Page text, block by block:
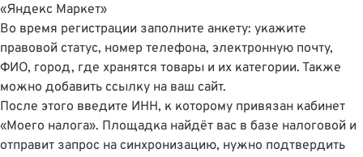
«Яндекс Маркет»
Во время регистрации заполните анкету: укажите
правовой статус, номер телефона, электронную почту,
ФИО, город, где хранятся товары и их категории. Также
можно добавить ссылку на ваш сайт.
После этого введите ИНН, к которому привязан кабинет
«Моего налога». Площадка найдёт вас в базе налоговой и
отправит запрос на синхронизацию, нужно подтвердить